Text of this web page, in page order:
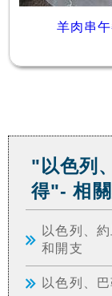
羊肉串
"以色列
得"- 相
以色列、
和開支
以色列、